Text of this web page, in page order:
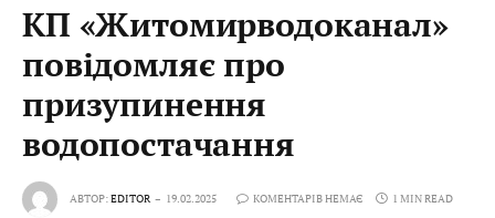
КП «Житомирводоканал»
повідомляє про
призупинення
водопостачання
АВТОР:EDITOR 19.02.2025 КОМЕНТАРІВ НЕМАЄ 1 MIN READ